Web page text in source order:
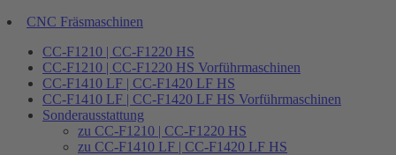
CNC Fräsmaschinen
CC-F1210 | CC-F1220 HS
CC-F1210 | CC-F1220 HS Vorführmaschinen
CC-F1410 LF | CC-F1420 LF HS
CC-F1410 LF | CC-F1420 LF HS Vorführmaschinen
Sonderausstattung
zu CC-F1210 | CC-F1220 HS
zu CC-F1410 LF | CC-F1420 LF HS